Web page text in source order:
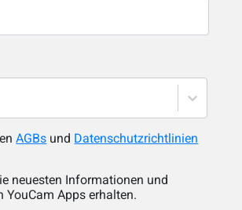
AGBs und Datenschutzrichtlinien
neuesten Informationen und
YouCam Apps erhalten.